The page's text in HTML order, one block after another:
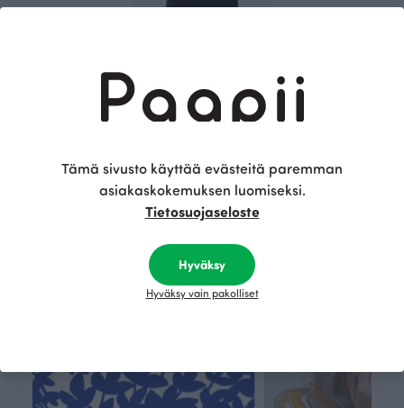
80.00 EUR130.00 EUR
Tämä on Paapii
Tämä sivusto käyttää evästeitä paremman
asiakaskokemuksen luomiseksi.
Tietosuojaseloste
Hyväksy
Hyväksy vain pakolliset